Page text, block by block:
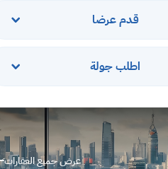
قدم عرضا
اطلب جولة
عرض جميع العقارات